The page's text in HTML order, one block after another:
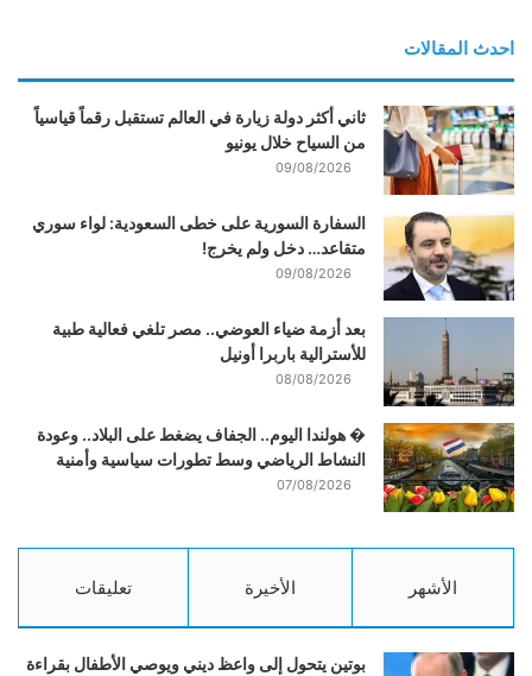
احدث المقالات
ثاني أكثر دولة زيارة في العالم تستقبل رقماً قياسياً
من السياح خلال يونيو
09/08/2026
السفارة السورية على خطى السعودية: لواء سوري
متقاعد… دخل ولم يخرج!
09/08/2026
بعد أزمة ضياء العوضي.. مصر تلغي فعالية طبية
للأسترالية باربرا أونيل
08/08/2026
� هولندا اليوم.. الجفاف يضغط على البلاد.. وعودة
النشاط الرياضي وسط تطورات سياسية وأمنية
07/08/2026
الأشهر الأخيرة تعليقات
بوتين يتحول إلى واعظ ديني ويوصي الأطفال بقراءة